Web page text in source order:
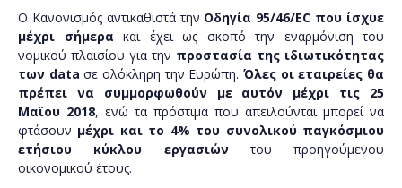
Ο Κανονισμός αντικαθιστά την Οδηγία 95/46/EC που ίσχυε
μέχρι σήμερα και έχει ως σκοπό την εναρμόνιση του
νομικού πλαισίου για την προστασία της ιδιωτικότητας
των data σε ολόκληρη την Ευρώπη.Όλες οι εταιρείες θα
πρέπει να συμμορφωθούν με αυτόν μέχρι τις 25
Μαϊου 2018, ενώ τα πρόστιμα που απειλούνται μπορεί να
φτάσουν μέχρι και το 4% του συνολικού παγκόσμιου
ετήσιου κύκλου εργασιών του προηγούμενου
οικονομικού έτους.